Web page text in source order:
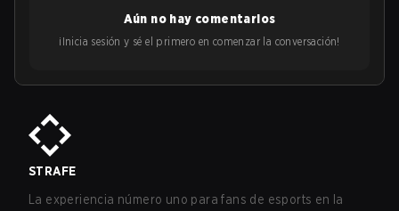
Aún no hay comentarios
¡Inicia sesión y sé el primero en comenzar la conversación!
STRAFE
La experiencia número uno para fans de esports en la